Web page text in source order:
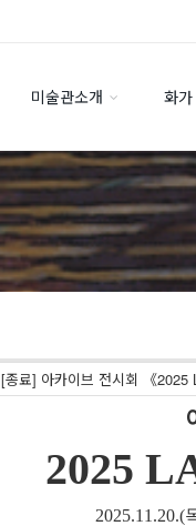
미술관소개 화
[종료] 아카이브 전시회 《2025
2025
2025.11.20.(